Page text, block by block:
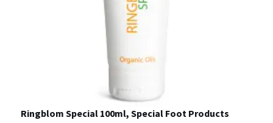
Ringblom Special 100ml, Special Foot Products